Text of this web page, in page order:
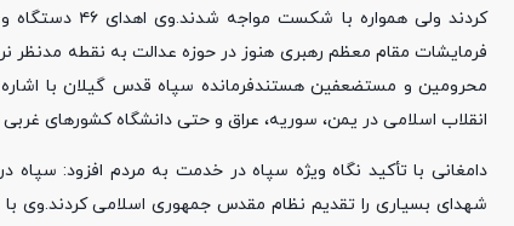
کردند ولی
محرومین و مستضعفین هستندفرمانده سپاه قدس گیلان با
انقلاب اسلامی در یمن، سوریه، عراق و حتی دانشگاه کشورهای
دامغانی با تأکید نگاه ویژه سپاه در خدمت به مردم افزود:
شهدای بسیاری را تقدیم نظام مقدس جمهوری اسلامی کردند.وی با